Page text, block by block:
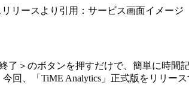
リースより引用：サービス画面イメージ
了＞のボタンを押すだけで、簡単に時間
回、「TiME Analytics」正式版をリリー